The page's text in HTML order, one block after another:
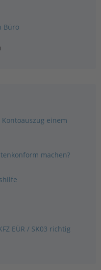
Büro
einem
machen?
EÜR / SK03 richtig